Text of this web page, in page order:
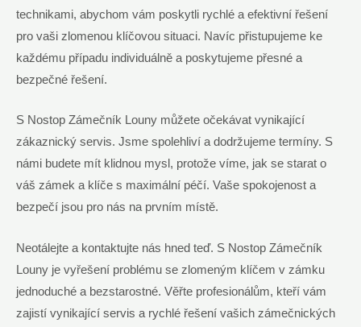
technikami, abychom vám poskytli rychlé a efektivní řešení
pro vaši zlomenou klíčovou situaci. Navíc přistupujeme ke
každému případu individuálně a poskytujeme přesné a
bezpečné řešení.
S Nostop Zámečník Louny můžete očekávat vynikající
zákaznický servis. Jsme spolehliví a dodržujeme termíny. S
námi budete mít klidnou mysl, protože víme, jak se starat o
váš zámek a klíče s maximální péčí. Vaše spokojenost a
bezpečí jsou pro nás na prvním místě.
Neotálejte a kontaktujte nás hned teď. S Nostop Zámečník
Louny je vyřešení problému se zlomeným klíčem v zámku
jednoduché a bezstarostné. Věřte profesionálům, kteří vám
zajistí vynikající servis a rychlé řešení vašich zámečnických